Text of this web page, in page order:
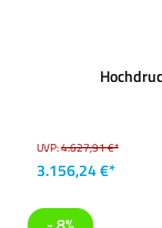
UVP:4.627,91 €*
3.156,24 €*